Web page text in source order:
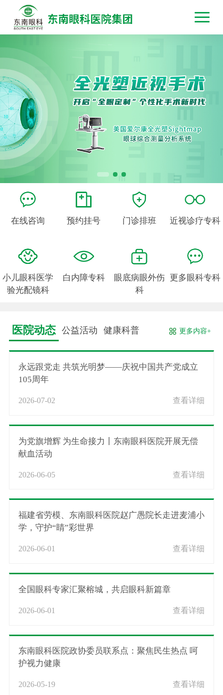
在线咨询 预约挂号 门诊排班 近视诊疗专科
小儿眼科医学
验光配镜科
白内障专科
眼底病眼外伤
科
更多眼科专科
医院动态 公益活动 健康科普 更多内容+
永远跟党走 共筑光明梦——庆祝中国共产党成立
105周年
2026-07-02 查看详细
为党旗增辉 为生命接力丨东南眼科医院开展无偿
献血活动
2026-06-05 查看详细
福建省劳模、东南眼科医院赵广愚院长走进麦浦小
学，守护“睛”彩世界
2026-06-01 查看详细
全国眼科专家汇聚榕城，共启眼科新篇章
2026-06-01 查看详细
东南眼科医院政协委员联系点：聚焦民生热点 呵
护视力健康
2026-05-19 查看详细